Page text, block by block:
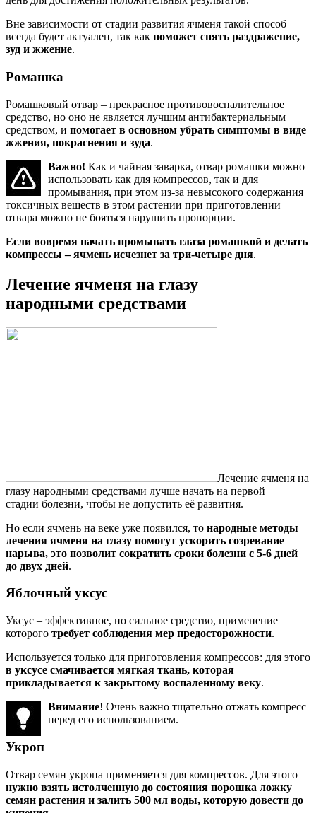
Вне зависимости от стадии развития ячменя такой способ
всегда будет актуален, так как поможет снять раздражение,
зуд и жжение.
Ромашка
Ромашковый отвар – прекрасное противовоспалительное
средство, но оно не является лучшим антибактериальным
средством, и помогает в основном убрать симптомы в виде
жжения, покраснения и зуда.
Важно! Как и чайная заварка, отвар ромашки можно
использовать как для компрессов, так и для
промывания, при этом из-за невысокого содержания
токсичных веществ в этом растении при приготовлении
отвара можно не бояться нарушить пропорции.
Если вовремя начать промывать глаза ромашкой и делать
компрессы – ячмень исчезнет за три-четыре дня.
Лечение ячменя на глазу
народными средствами
Лечение ячменя на
глазу народными средствами лучше начать на первой
стадии болезни, чтобы не допустить её развития.
Но если ячмень на веке уже появился, то народные методы
лечения ячменя на глазу помогут ускорить созревание
нарыва, это позволит сократить сроки болезни с 5-6 дней
до двух дней.
Яблочный уксус
Уксус – эффективное, но сильное средство, применение
которого требует соблюдения мер предосторожности.
Используется только для приготовления компрессов: для этого
в уксусе смачивается мягкая ткань, которая
прикладывается к закрытому воспаленному веку.
Внимание! Очень важно тщательно отжать компресс
перед его использованием.
Укроп
Отвар семян укропа применяется для компрессов. Для этого
нужно взять истолченную до состояния порошка ложку
семян растения и залить 500 мл воды, которую довести до